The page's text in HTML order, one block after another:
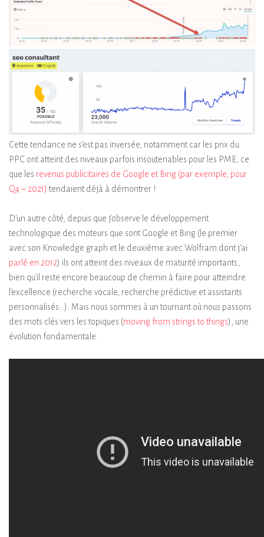
Cette tendance ne s’est pas inversée, notamment car les prix du
PPC ont atteint des niveaux parfois insoutenables pour les PME, ce
que les revenus publicitaires de Google et Bing (par exemple, pour
Q4 – 2021) tendaient déjà à démontrer !
D’un autre côté, depuis que j’observe le développement
technologique des moteurs que sont Google et Bing (le premier
avec son Knowledge graph et le deuxième avec Wolfram dont j’ai
parlé en 2012) ils ont atteint des niveaux de maturité importants,
bien qu’il reste encore beaucoup de chemin à faire pour atteindre
l’excellence (recherche vocale, recherche prédictive et assistants
personnalisés…). Mais nous sommes à un tournant où nous passons
des mots clés vers les topiques (moving from strings to things), une
évolution fondamentale.